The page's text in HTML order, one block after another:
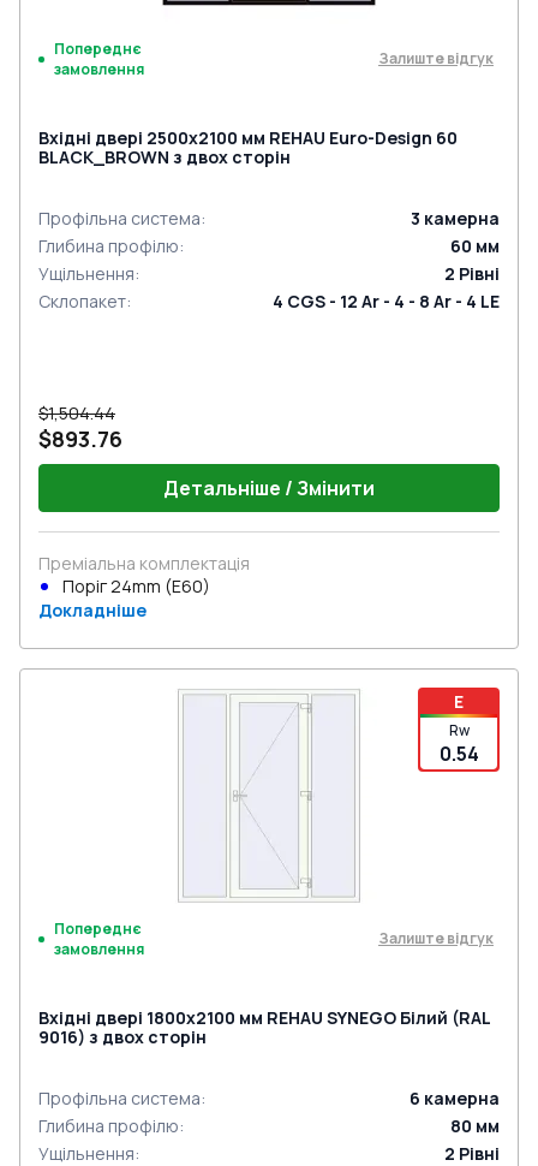
Попереднє
замовлення
Залиште відгук
Вхідні двері 2500x2100 мм REHAU Euro-Design 60
BLACK_BROWN з двох сторін
Профільна система: 3 камерна
Глибина профілю: 60 мм
Ущільнення: 2 Рівні
Склопакет: 4 CGS - 12 Ar - 4 - 8 Ar - 4 LE
$1,504.44
$893.76
Детальніше / Змінити
Преміальна комплектація
Поріг 24mm (E60)
Докладніше
E
Rw
0.54
Попереднє
замовлення
Залиште відгук
Вхідні двері 1800x2100 мм REHAU SYNEGO Білий (RAL
9016) з двох сторін
Профільна система: 6 камерна
Глибина профілю: 80 мм
Ущільнення: 2 Рівні